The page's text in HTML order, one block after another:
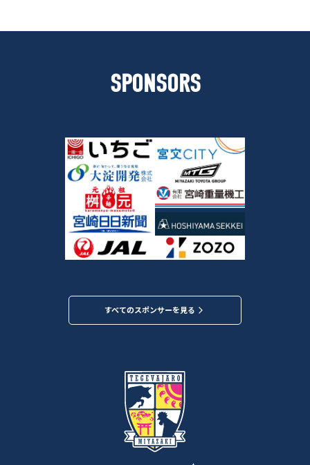
SPONSORS
すべてのスポンサーを見る